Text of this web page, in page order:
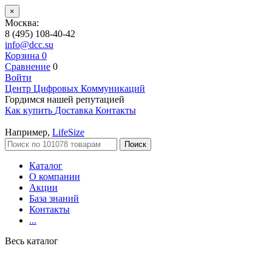
×
Москва:
8 (495) 108-40-42
info@dcc.su
Корзина 0
Сравнение 0
Войти
Центр Цифровых Коммуникаций
Гордимся нашей репутацией
Как купить Доставка Контакты
Например, LifeSize
Поиск
Каталог
О компании
Акции
База знаний
Контакты
...
Весь каталог